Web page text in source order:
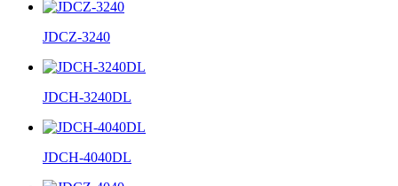
JDCZ-3240
JDCH-3240DL
JDCH-4040DL